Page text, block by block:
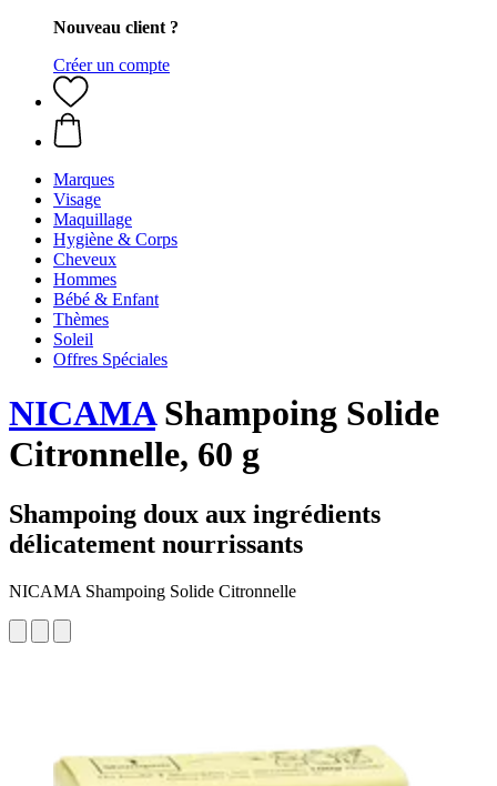
Nouveau client ?
Créer un compte
Marques
Visage
Maquillage
Hygiène & Corps
Cheveux
Hommes
Bébé & Enfant
Thèmes
Soleil
Offres Spéciales
NICAMAShampoing Solide
Citronnelle, 60 g
Shampoing doux aux ingrédients
délicatement nourrissants
NICAMA Shampoing Solide Citronnelle